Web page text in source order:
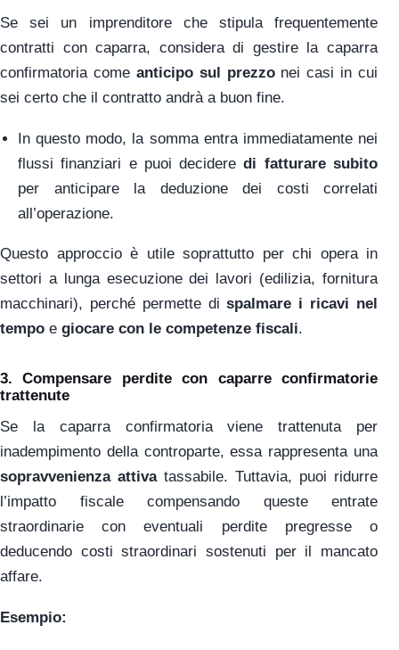
Se sei un imprenditore che stipula frequentemente
contratti con caparra, considera di gestire la caparra
confirmatoria come anticipo sul prezzonei casi in cui
sei certo che il contratto andrà a buon fine.
In questo modo, la somma entra immediatamente nei
flussi finanziari e puoi decideredi fatturare subito
per anticipare la deduzione dei costi correlati
all’operazione.
Questo approccio è utile soprattutto per chi opera in
settori a lunga esecuzione dei lavori (edilizia, fornitura
macchinari), perché permette dispalmare i ricavi nel
tempo e giocare con le competenze fiscali.
3.Compensare perdite con caparre confirmatorie
trattenute
Se la caparra confirmatoria viene trattenuta per
inadempimento della controparte, essa rappresenta una
sopravvenienza attivatassabile. Tuttavia, puoi ridurre
l’impatto fiscale compensando queste entrate
straordinarie con eventuali perdite pregresse o
deducendo costi straordinari sostenuti per il mancato
affare.
Esempio: